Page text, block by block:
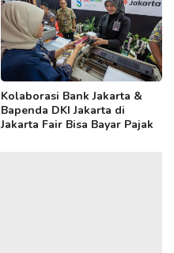
Kolaborasi Bank Jakarta &
Bapenda DKI Jakarta di
Jakarta Fair Bisa Bayar Pajak